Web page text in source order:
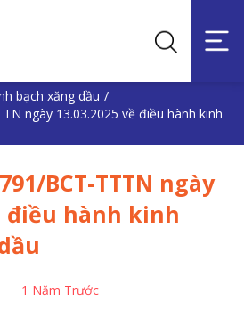
bạch xăng dầu /
ngày 13.03.2025 về điều hành kinh
BCT-TTTN ngày
điều hành kinh
1 Năm Trước